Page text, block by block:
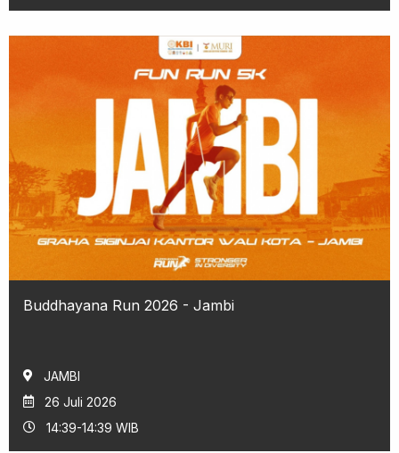
Buddhayana Run 2026 - Jambi
JAMBI
26 Juli 2026
14:39-14:39 WIB